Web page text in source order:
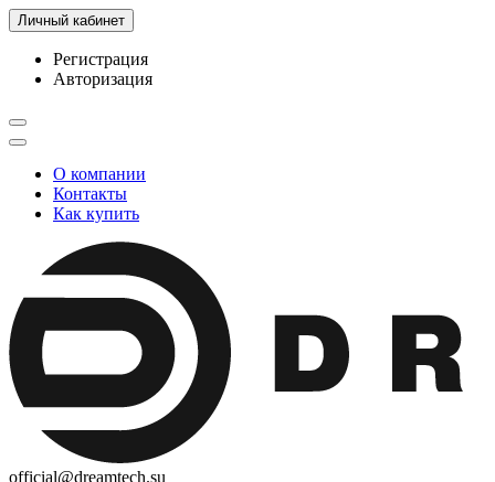
Личный кабинет
Регистрация
Авторизация
О компании
Контакты
Как купить
official@dreamtech.su